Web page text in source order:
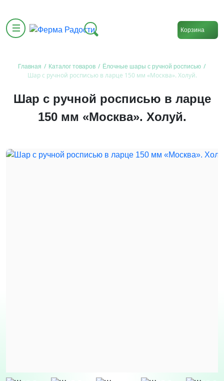
Корзина
Главная / Каталог товаров / Ёлочные шары с ручной росписью /
Шар с ручной росписью в ларце 150 мм «Москва». Холуй.
Шар с ручной росписью в ларце
150 мм «Москва». Холуй.